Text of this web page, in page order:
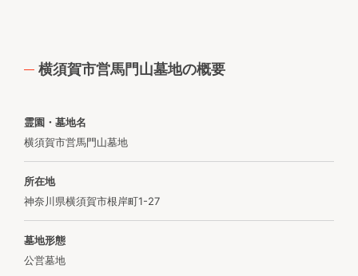
横須賀市営馬門山墓地の概要
霊園・墓地名
横須賀市営馬門山墓地
所在地
神奈川県横須賀市根岸町1-27
墓地形態
公営墓地